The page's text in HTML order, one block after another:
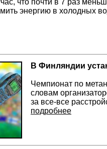
энергию в холодных
В Финляндии
Чемпионат по
словам
за все-все
подробнее